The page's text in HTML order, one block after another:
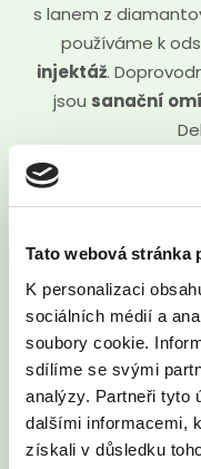
Tato webová stránka
K personalizaci
sociálních médií a
soubory cookie.
sdílíme se svými
analýzy. Partneři tyto
dalšími informacemi,
získali v důsledku
s lanem z
používáme k
injektáž.
jsou sanační
Před zahájením
řešení, při
předními
WTA. Jako
používá Ekoten,
Tyto materiály
Tyto izolační
odpovídají
provádíme po